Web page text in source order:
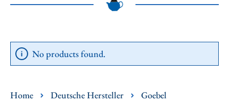
No products found.
Home Deutsche Hersteller Goebel